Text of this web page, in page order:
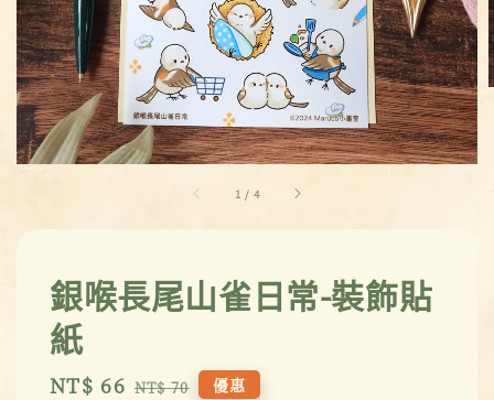
1 / 4
銀喉長尾山雀日常-裝飾貼
紙
Sale
NT$ 66 Regular
NT$ 70 優惠